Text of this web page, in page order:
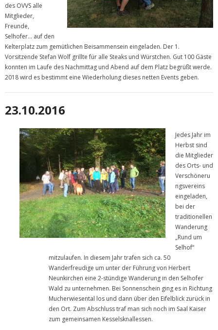
des OVVS alle
Mitglieder,
Freunde,
Selhofer… auf den
Kelterplatz zum gemütlichen Beisammensein eingeladen. Der 1.
Vorsitzende Stefan Wolf grillte für alle Steaks und Würstchen. Gut 100 Gäste
konnten im Laufe des Nachmittag und Abend auf dem Platz begrüßt werde.
2018 wird es bestimmt eine Wiederholung dieses netten Events geben.
23.10.2016
Jedes Jahr im
Herbst sind
die Mitglieder
des Orts- und
Verschöneru
ngsvereins
eingeladen,
bei der
traditionellen
Wanderung
„Rund um
Selhof“
mitzulaufen. In diesem Jahr trafen sich ca. 50
Wanderfreudige um unter der Führung von Herbert
Neunkirchen eine 2-stündige Wanderung in den Selhofer
Wald zu unternehmen. Bei Sonnenschein ging es in Richtung
Mucherwiesental los und dann über den Eifelblick zurück in
den Ort. Zum Abschluss traf man sich noch im Saal Kaiser
zum gemeinsamen Kesselsknallessen.